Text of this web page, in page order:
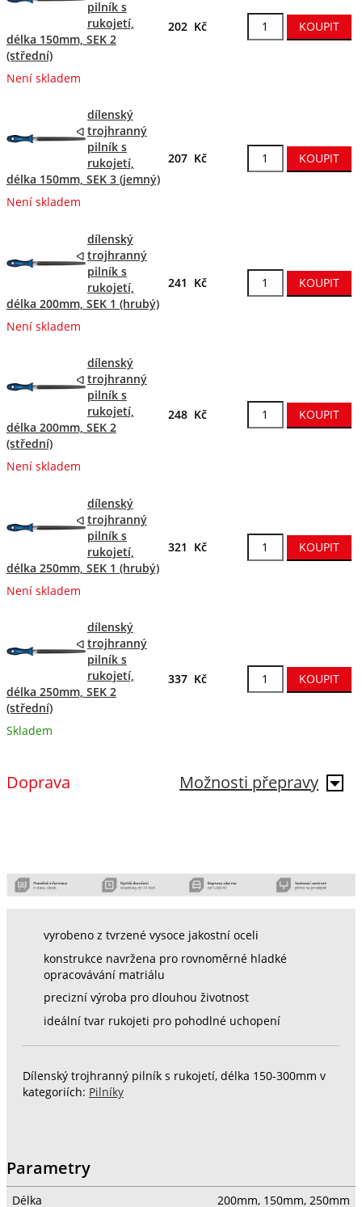
pilník s
rukojetí,
délka 150mm, SEK 2
(střední)
Není skladem
202 Kč
dílenský
trojhranný
pilník s
rukojetí,
délka 150mm, SEK 3 (jemný)
Není skladem
207 Kč
dílenský
trojhranný
pilník s
rukojetí,
délka 200mm, SEK 1 (hrubý)
Není skladem
241 Kč
dílenský
trojhranný
pilník s
rukojetí,
délka 200mm, SEK 2
(střední)
Není skladem
248 Kč
dílenský
trojhranný
pilník s
rukojetí,
délka 250mm, SEK 1 (hrubý)
Není skladem
321 Kč
dílenský
trojhranný
pilník s
rukojetí,
délka 250mm, SEK 2
(střední)
Skladem
337 Kč
Možnosti přepravy
Doprava
vyrobeno z tvrzené vysoce jakostní oceli
konstrukce navržena pro rovnoměrné hladké
opracovávání matriálu
precizní výroba pro dlouhou životnost
ideální tvar rukojeti pro pohodlné uchopení
Dílenský trojhranný pilník s rukojetí, délka 150-300mm v
kategoriích: Pilníky
Parametry
Délka 200mm, 150mm, 250mm